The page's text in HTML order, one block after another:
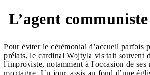
L’agent communiste
Pour éviter le cérémonial d’accueil parfois
prélats, le cardinal Wojtyla visitait souvent
l'improviste, notamment à l'occasion de ses
montagne. Un jour, assis au fond d’une